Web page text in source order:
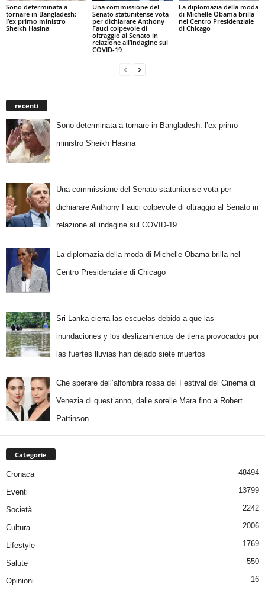
Sono determinata a
tornare in Bangladesh:
l’ex primo ministro
Sheikh Hasina
Una commissione del
Senato statunitense vota
per dichiarare Anthony
Fauci colpevole di
oltraggio al Senato in
relazione all’indagine sul
COVID-19
La diplomazia della moda
di Michelle Obama brilla
nel Centro Presidenziale
di Chicago
recenti
Sono determinata a tornare in Bangladesh: l’ex primo
ministro Sheikh Hasina
Una commissione del Senato statunitense vota per
dichiarare Anthony Fauci colpevole di oltraggio al Senato in
relazione all’indagine sul COVID-19
La diplomazia della moda di Michelle Obama brilla nel
Centro Presidenziale di Chicago
Sri Lanka cierra las escuelas debido a que las
inundaciones y los deslizamientos de tierra provocados por
las fuertes lluvias han dejado siete muertos
Che sperare dell’alfombra rossa del Festival del Cinema di
Venezia di quest’anno, dalle sorelle Mara fino a Robert
Pattinson
Categorie
Cronaca 48494
Eventi 13799
Società 2242
Cultura 2006
Lifestyle 1769
Salute 550
Opinioni 16